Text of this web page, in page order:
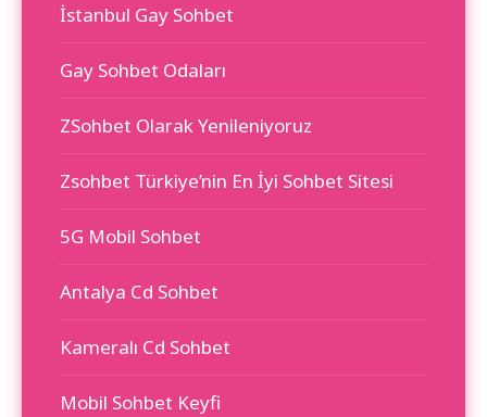
İstanbul Gay Sohbet
Gay Sohbet Odaları
ZSohbet Olarak Yenileniyoruz
Zsohbet Türkiye’nin En İyi Sohbet Sitesi
5G Mobil Sohbet
Antalya Cd Sohbet
Kameralı Cd Sohbet
Mobil Sohbet Keyfi